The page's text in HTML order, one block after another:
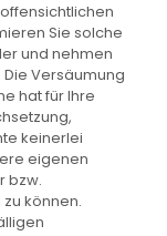
Sie solche
und nehmen
Die Versäumung
hat für Ihre
keinerlei
eigenen
bzw.
können.